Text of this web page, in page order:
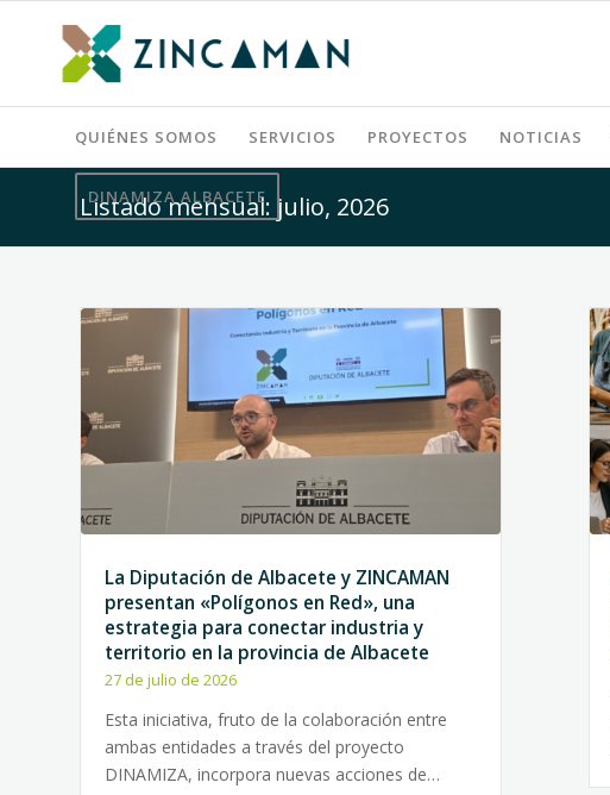
QUIÉNES SOMOS SERVICIOS PROYECTOS NOTICIAS
DINAMIZA ALBACETE
Listado mensual: julio, 2026
La Diputación de Albacete y ZINCAMAN
presentan «Polígonos en Red», una
estrategia para conectar industria y
territorio en la provincia de Albacete
27 de julio de 2026
Esta iniciativa, fruto de la colaboración entre
ambas entidades a través del proyecto
DINAMIZA, incorpora nuevas acciones de…